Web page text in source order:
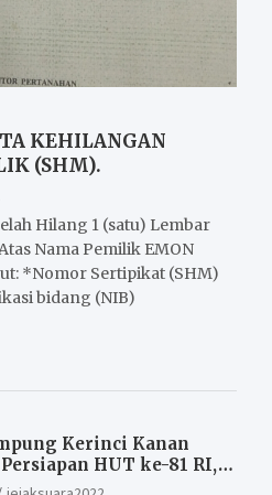
KEHILANGAN
(SHM).
Hilang 1 (satu) Lembar
Nama Pemilik EMON
*Nomor Sertipikat (SHM)
bidang (NIB)
Kerinci Kanan
HUT ke-81 RI,
Upacara